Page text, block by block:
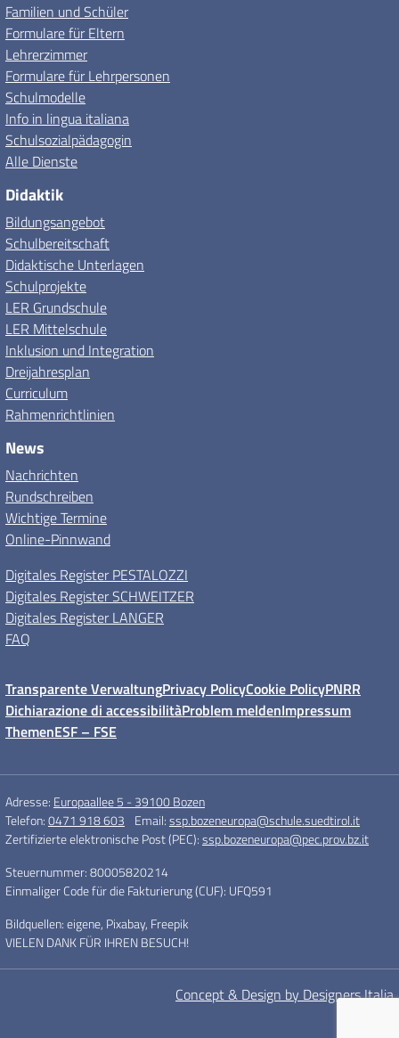
Familien und Schüler
Formulare für Eltern
Lehrerzimmer
Formulare für Lehrpersonen
Schulmodelle
Info in lingua italiana
Schulsozialpädagogin
Alle Dienste
Didaktik
Bildungsangebot
Schulbereitschaft
Didaktische Unterlagen
Schulprojekte
LER Grundschule
LER Mittelschule
Inklusion und Integration
Dreijahresplan
Curriculum
Rahmenrichtlinien
News
Nachrichten
Rundschreiben
Wichtige Termine
Online-Pinnwand
Digitales Register PESTALOZZI
Digitales Register SCHWEITZER
Digitales Register LANGER
FAQ
Transparente VerwaltungPrivacy PolicyCookie PolicyPNRR
Dichiarazione di accessibilitàProblem meldenImpressum
ThemenESF – FSE
Adresse: Europaallee 5 - 39100 Bozen
Telefon:0471 918 603 Email:ssp.bozeneuropa@schule.suedtirol.it
Zertifizierte elektronische Post (PEC):ssp.bozeneuropa@pec.prov.bz.it
Steuernummer: 80005820214
Einmaliger Code für die Fakturierung (CUF): UFQ591
Bildquellen: eigene, Pixabay, Freepik
VIELEN DANK FÜR IHREN BESUCH!
Concept & Design by Designers Italia